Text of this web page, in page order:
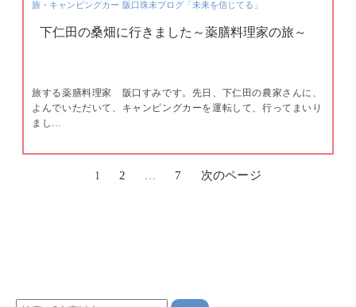
旅・キャンピングカー 阪口珠未ブログ「未来を信じてる」
下仁田の桑畑に行きました～薬膳料理家の旅～
旅する薬膳料理家 阪口すみです。先日、下仁田の農家さんに、
よんでいただいて、キャンピングカーを運転して、行ってまいり
まし…
1 2 7 次のページ